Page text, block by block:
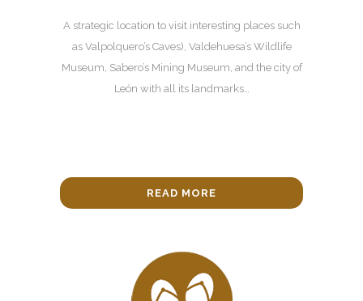
A strategic location to visit interesting places such
as Valpolquero’s Caves), Valdehuesa’s Wildlife
Museum, Sabero’s Mining Museum, and the city of
León with all its landmarks…
READ MORE